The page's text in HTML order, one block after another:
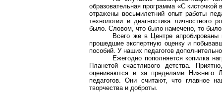
образовательная программа «С
отражены восьмилетний опыт работы
технологии и диагностика личностного
было. Словом, что было намечено, то
Всего же в Центре апробированы
прошедшие экспертную оценку и
пособий. У наших педагогов
Ежегодно пополняется копилка
Планетой счастливого детства.
оцениваются и за пределами Нижнего
педагогов. Они считают, что главное
творчества и доброты.